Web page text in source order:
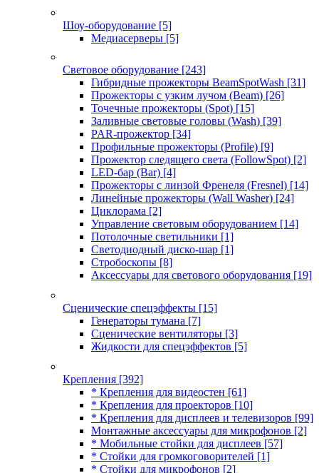
Шоу-оборудование [5]
Медиасерверы [5]
Световое оборудование [243]
Гибридные прожекторы BeamSpotWash [31]
Прожекторы с узким лучом (Beam) [26]
Точечные прожекторы (Spot) [15]
Заливные световые головы (Wash) [39]
PAR-прожектор [34]
Профильные прожекторы (Profile) [9]
Прожектор следящего света (FollowSpot) [2]
LED-бар (Bar) [4]
Прожекторы с линзой Френеля (Fresnel) [14]
Линейные прожекторы (Wall Washer) [24]
Циклорама [2]
Управление световым оборудованием [14]
Потолочные светильники [1]
Светодиодный диско-шар [1]
Стробоскопы [8]
Аксессуары для светового оборудования [19]
Сценические спецэффекты [15]
Генераторы тумана [7]
Сценические вентиляторы [3]
Жидкости для спецэффектов [5]
Крепления [392]
* Крепления для видеостен [61]
* Крепления для проекторов [10]
* Крепления для дисплеев и телевизоров [99]
Монтажные аксессуары для микрофонов [2]
* Мобильные стойки для дисплеев [57]
* Стойки для громкоговорителей [1]
* Стойки для микрофонов [2]